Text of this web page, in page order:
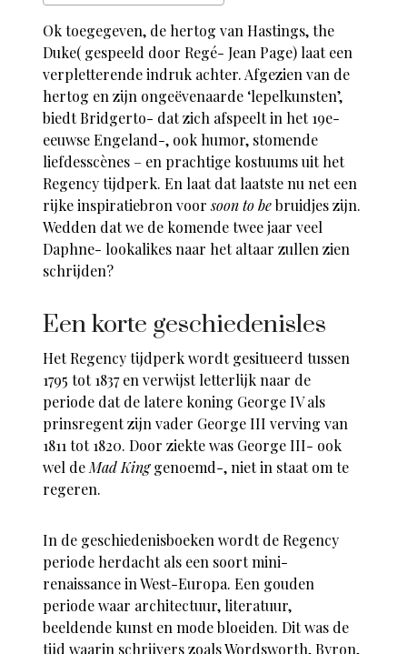
Ok toegegeven, de hertog van Hastings, the
Duke( gespeeld door Regé- Jean Page) laat een
verpletterende indruk achter. Afgezien van de
hertog en zijn ongeëvenaarde ‘lepelkunsten’,
biedt Bridgerto- dat zich afspeelt in het 19e-
eeuwse Engeland-, ook humor, stomende
liefdesscènes – en prachtige kostuums uit het
Regency tijdperk. En laat dat laatste nu net een
rijke inspiratiebron voorsoon to bebruidjes zijn.
Wedden dat we de komende twee jaar veel
Daphne- lookalikes naar het altaar zullen zien
schrijden?
Een korte geschiedenisles
Het Regency tijdperk wordt gesitueerd tussen
1795 tot 1837 en verwijst letterlijk naar de
periode dat de latere koning George IV als
prinsregent zijn vader George III verving van
1811 tot 1820. Door ziekte was George III- ook
wel deMad Kinggenoemd-, niet in staat om te
regeren.
In de geschiedenisboeken wordt de Regency
periode herdacht als een soort mini-
renaissance in West-Europa. Een gouden
periode waar architectuur, literatuur,
beeldende kunst en mode bloeiden. Dit was de
tijd waarin schrijvers zoals Wordsworth,Byron,